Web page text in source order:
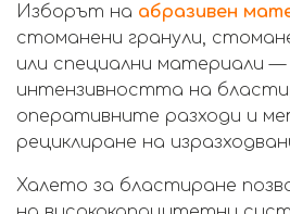
Изборът на абразивен
стоманени гранули,
или специални материали —
интензивността на
оперативните разходи и
рециклиране на
Халето за бластиране